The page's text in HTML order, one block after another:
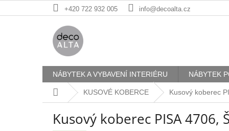
na
+420 722 932 005 info@decoalta.cz
NÁBYTEK A VYBAVENÍ INTERIÉRU NÁBYTEK
Domů KUSOVÉ KOBERCE Kusový koberec
Kusový koberec PISA 4706,